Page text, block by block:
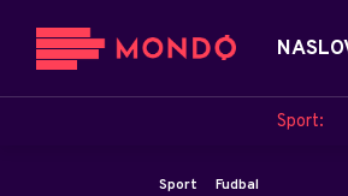
Sport:
Sport Fudbal